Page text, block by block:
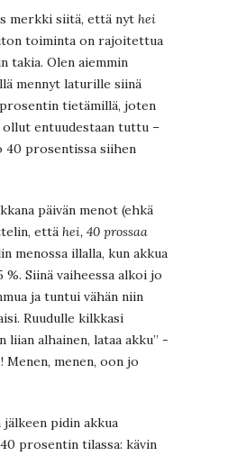
merkki siitä, että nyt hei
toiminta on rajoitettua
takia. Olen aiemmin
mennyt laturille siinä
tietämillä, joten
entuudestaan tuttu –
40 prosentissa siihen
päivän menot (ehkä
että hei, 40 prossaa
menossa illalla, kun akkua
Siinä vaiheessa alkoi jo
ja tuntui vähän niin
Ruudulle kilkkasi
liian alhainen, lataa akku” -
Menen, menen, oon jo
pidin akkua
prosentin tilassa: kävin